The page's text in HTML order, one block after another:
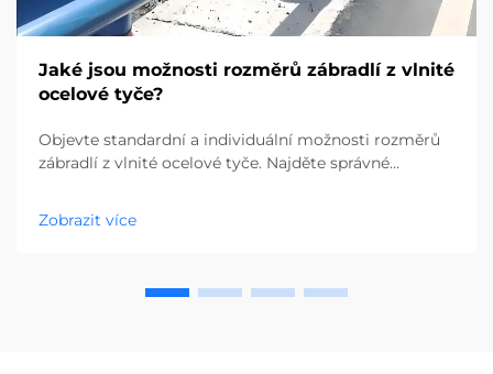
Jaké jsou možnosti rozměrů zábradlí z vlnité
ocelové tyče?
Objevte standardní a individuální možnosti rozměrů
zábradlí z vlnité ocelové tyče. Najděte správné
ještě dnes o cenovou nabídku.
Zobrazit více